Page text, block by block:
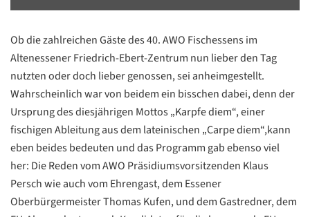
Ob die zahlreichen Gäste des 40. AWO Fischessens im
Altenessener Friedrich-Ebert-Zentrum nun lieber den Tag
nutzten oder doch lieber genossen, sei anheimgestellt.
Wahrscheinlich war von beidem ein bisschen dabei, denn der
Ursprung des diesjährigen Mottos „Karpfe diem“, einer
fischigen Ableitung aus dem lateinischen „Carpe diem“,kann
eben beides bedeuten und das Programm gab ebenso viel
her: Die Reden vom AWO Präsidiumsvorsitzenden Klaus
Persch wie auch vom Ehrengast, dem Essener
Oberbürgermeister Thomas Kufen, und dem Gastredner, dem